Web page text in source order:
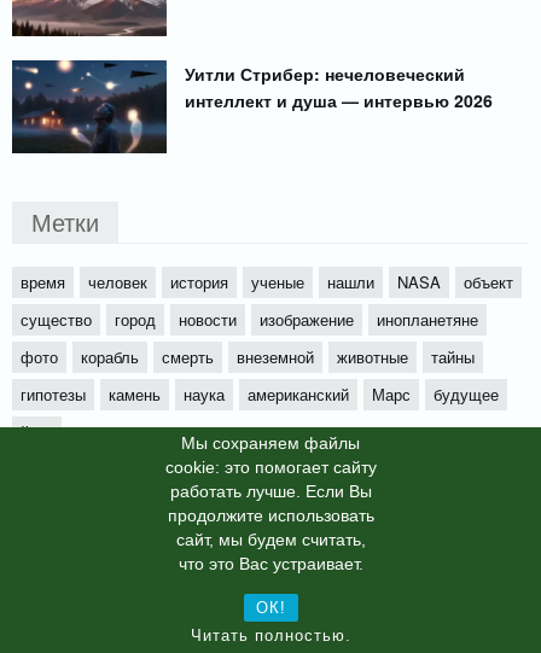
Мы cохраняем файлы
cookie: это помогает сайту
работать лучше. Если Вы
продолжите использовать
сайт, мы будем считать,
что это Вас устраивает.
ОК!
Читать полностью.
Уитли Стрибер: нечеловеческий
интеллект и душа — интервью 2026
Метки
время человек история ученые нашли NASA
объект
существо
город новости изображение
инопланетяне
фото
корабль смерть внеземной животные
тайны
гипотезы
камень наука американский Марс
будущее
йети
© info-dimurra.ru 2025г. This site is protected by
reCAPTCHA and the GooglePrivacy Policyand
apply.